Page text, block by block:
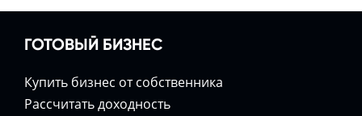
ГОТОВЫЙ БИЗНЕС
Купить бизнес от собственника
Расcчитать доходность